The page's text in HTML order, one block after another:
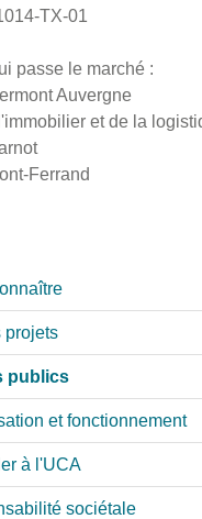
TX-01
passe le marché :
Auvergne
et de la
Ferrand
projets
publics
et fonctionnement
à l'UCA
sociétale